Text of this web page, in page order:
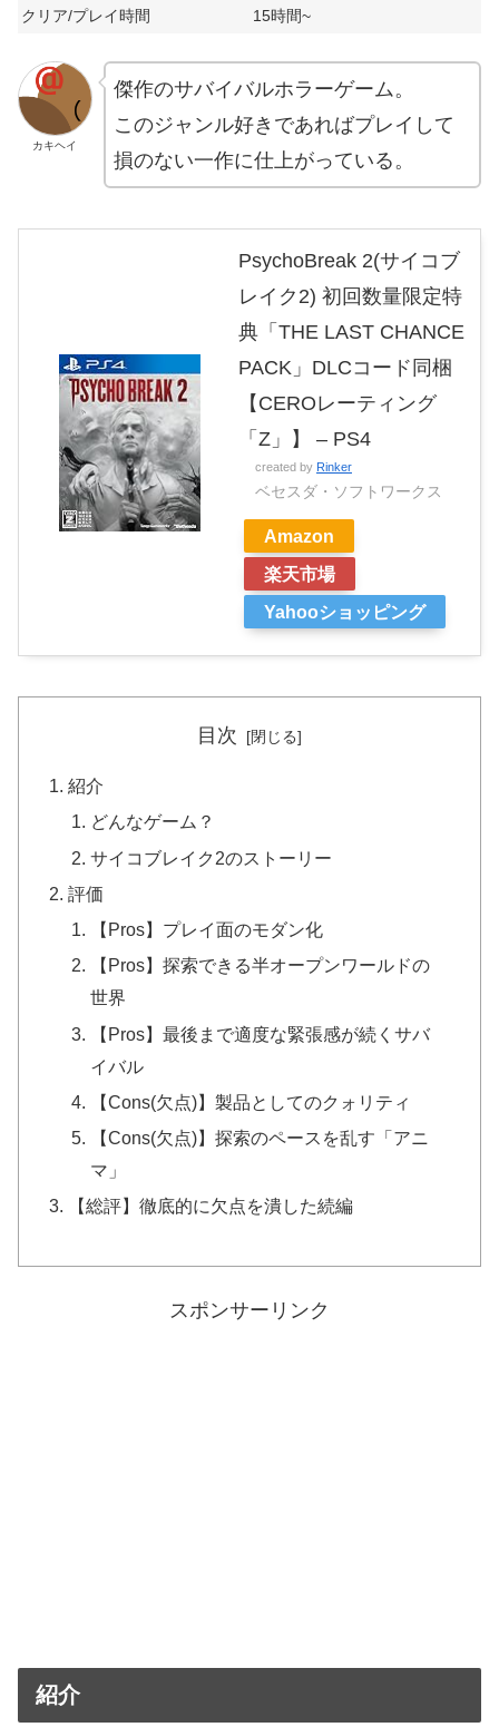
クリア/プレイ時間
15時間~
カキヘイ
傑作のサバイバルホラーゲーム。
このジャンル好きであればプレイして
損のない一作に仕上がっている。
PsychoBreak 2(サイコブ
レイク2) 初回数量限定特
典「THE LAST CHANCE
PACK」DLCコード同梱
【CEROレーティング
「Z」】 – PS4
created by Rinker
ベセスダ・ソフトワークス
Amazon
楽天市場
Yahooショッピング
目次
紹介
どんなゲーム？
サイコブレイク2のストーリー
評価
【Pros】プレイ面のモダン化
【Pros】探索できる半オープンワールドの
世界
【Pros】最後まで適度な緊張感が続くサバ
イバル
【Cons(欠点)】製品としてのクォリティ
【Cons(欠点)】探索のペースを乱す「アニ
マ」
【総評】徹底的に欠点を潰した続編
スポンサーリンク
紹介